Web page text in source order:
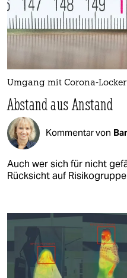
Umgang mit Corona-
Abstand aus Anstand
Kommentar von
Auch wer sich für nicht
Rücksicht auf